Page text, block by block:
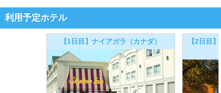
利用予定ホテル
【1日目】ナイアガラ（カナダ）
【2日目